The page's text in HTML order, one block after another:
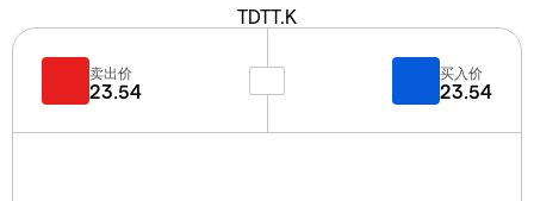
TDTT.K
卖出价
23.54
买入价
23.54